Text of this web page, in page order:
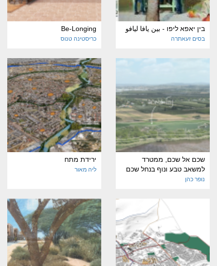
בין יאפא ליפו - بين يافا ليافو
בסים זעאתרה
Be-Longing
כריסטינה טנוס
שכם אל שכם, ממטרד
למשאב טבע ונוף בנחל שכם
נופר כהן
ירידת מתח
ליה מאור